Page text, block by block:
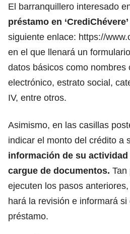
El barranquillero interesado
préstamo en ‘CrediChévere’
siguiente enlace: https://
en el que llenará un
datos básicos como nombres
electrónico, estrato social,
IV, entre otros.
Asimismo, en las casillas
indicar el monto del crédito a
información de su
cargue de documentos. Tan
ejecuten los pasos
hará la revisión e informará
préstamo.